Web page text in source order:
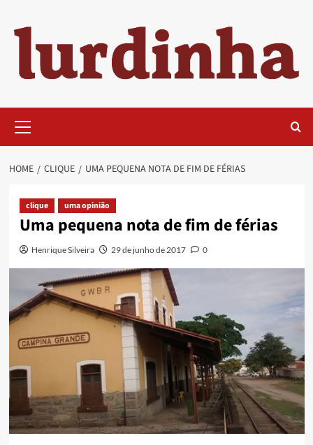
content
Menu
HOME CLIQUE UMA PEQUENA NOTA DE FIM DE FÉRIAS
clique uma opinião
Uma pequena nota de fim de férias
Henrique Silveira 29 de junho de 2017 0